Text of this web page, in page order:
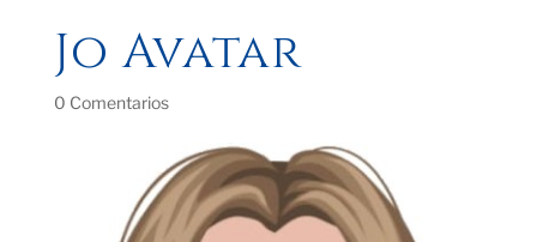
Jo Avatar
0 Comentarios